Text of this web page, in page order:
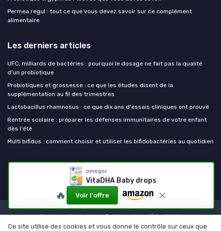
omegor
VitaDHA Baby drops
🔥 Voir l'offre
Permea regul : tout ce que vous devez savoir sur ce complément
alimentaire
Les derniers articles
UFC, milliards de bactéries : pourquoi le dosage ne fait pas la qualité
d'un probiotique
Probiotiques et grossesse : ce que les études disent de la
supplémentation au fil des trimestres
Lactobacillus rhamnosus : ce que dix ans d'essais cliniques ont prouvé
Rentrée scolaire : préparer les défenses immunitaires de votre enfant
dès l'été
Multi bifidus : comment choisir et utiliser les bifidobactéries au quotidien
Mes probiotiques
Mentions légales
Politique de confidentialité
© Mes probiotiques 2026
Ce site utilise des cookies et vous donne le contrôle sur ceux que